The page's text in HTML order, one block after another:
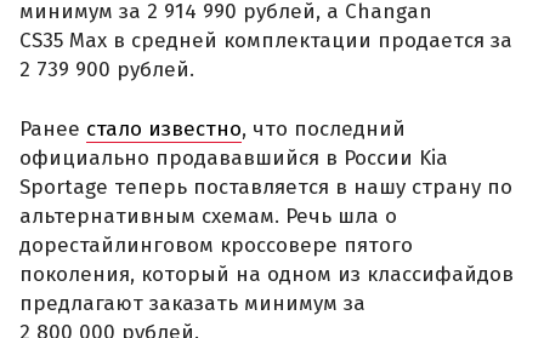
минимум за 2 914 990 рублей, а Changan
CS35 Max в средней комплектации продается за
2 739 900 рублей.
Ранее стало известно, что последний
официально продававшийся в России Kia
Sportage теперь поставляется в нашу страну по
альтернативным схемам. Речь шла о
дорестайлинговом кроссовере пятого
поколения, который на одном из классифайдов
предлагают заказать минимум за